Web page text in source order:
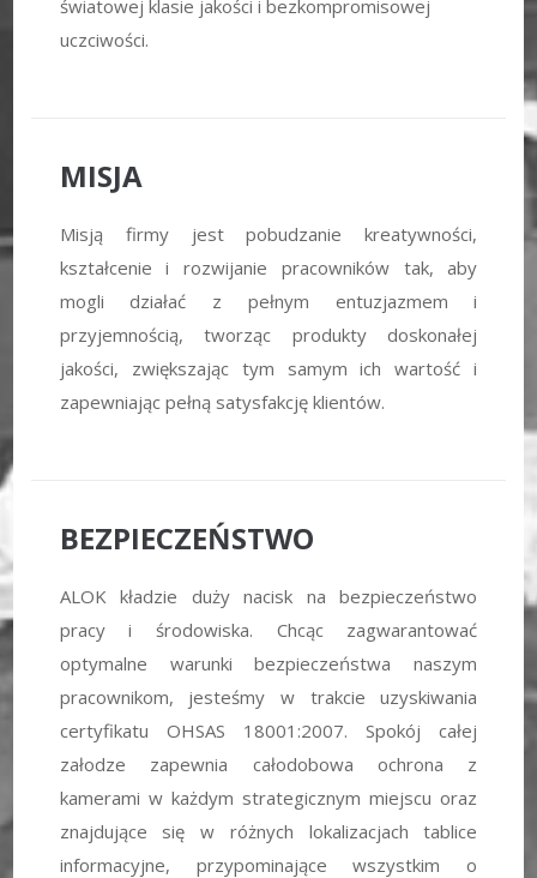
światowej klasie jakości i bezkompromisowej
uczciwości.
MISJA
Misją firmy jest pobudzanie kreatywności,
kształcenie i rozwijanie pracowników tak, aby
mogli działać z pełnym entuzjazmem i
przyjemnością, tworząc produkty doskonałej
jakości, zwiększając tym samym ich wartość i
zapewniając pełną satysfakcję klientów.
BEZPIECZEŃSTWO
ALOK kładzie duży nacisk na bezpieczeństwo
pracy i środowiska. Chcąc zagwarantować
optymalne warunki bezpieczeństwa naszym
pracownikom, jesteśmy w trakcie uzyskiwania
certyfikatu OHSAS 18001:2007. Spokój całej
załodze zapewnia całodobowa ochrona z
kamerami w każdym strategicznym miejscu oraz
znajdujące się w różnych lokalizacjach tablice
informacyjne, przypominające wszystkim o